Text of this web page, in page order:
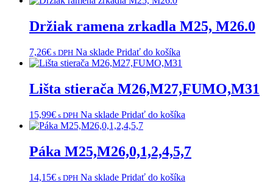
Držiak ramena zrkadla M25, M26.0
7,26€ s DPH Na sklade Pridať do košíka
Lišta stierača M26,M27,FUMO,M31
15,99€ s DPH Na sklade Pridať do košíka
Páka M25,M26,0,1,2,4,5,7
14,15€ s DPH Na sklade Pridať do košíka